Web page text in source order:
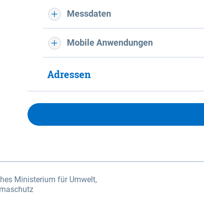
Messdaten
Mobile Anwendungen
Adressen
Ministerium für Umwelt,